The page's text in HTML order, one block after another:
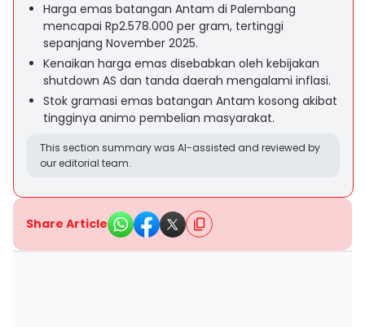
Harga emas batangan Antam di Palembang
mencapai Rp2.578.000 per gram, tertinggi
sepanjang November 2025.
Kenaikan harga emas disebabkan oleh kebijakan
shutdown AS dan tanda daerah mengalami inflasi.
Stok gramasi emas batangan Antam kosong akibat
tingginya animo pembelian masyarakat.
This section summary was AI-assisted and reviewed by
our editorial team.
Share Article